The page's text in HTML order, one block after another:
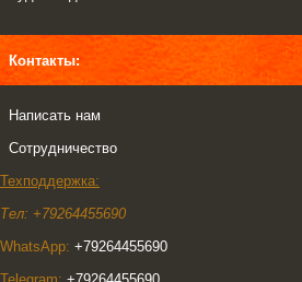
Контакты:
Написать нам
Сотрудничество
Техподдержка:
Тел: +79264455690
WhatsApp: +79264455690